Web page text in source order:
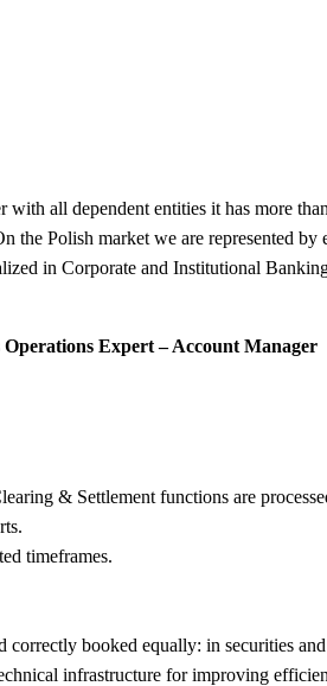
all dependent entities it has more
Polish market we are represented
in Corporate and Institutional
Operations Expert – Account Manager
& Settlement functions are
timeframes.
correctly booked equally: in securities
infrastructure for improving